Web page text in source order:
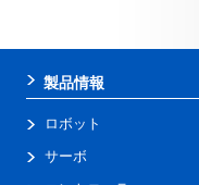
製品情報
ロボット
サーボ